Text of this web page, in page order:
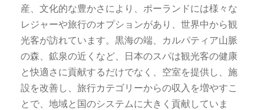
産、文化的な豊かさにより、ポーランドには様々な
レジャーや旅行のオプションがあり、世界中から観
光客が訪れています。黒海の端、カルパティア山脈
の森、鉱泉の近くなど、日本のスパは観光客の健康
と快適さに貢献するだけでなく、空室を提供し、施
設を改善し、旅行カテゴリーからの収入を増やすこ
とで、地域と国のシステムに大きく貢献していま